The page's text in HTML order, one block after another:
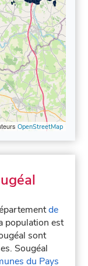
OpenStreetMap
de
population est
sont
Sougéal
du Pays